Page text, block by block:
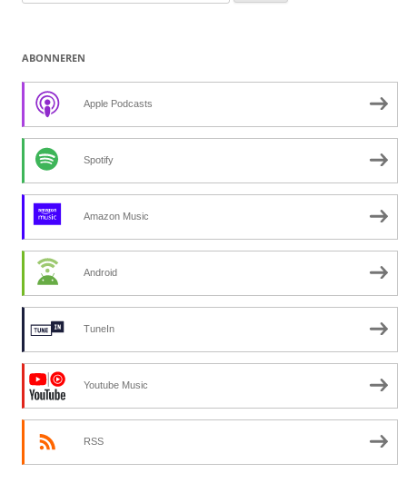
naar:
ABONNEREN
Apple Podcasts
Spotify
Amazon Music
Android
TuneIn
Youtube Music
RSS